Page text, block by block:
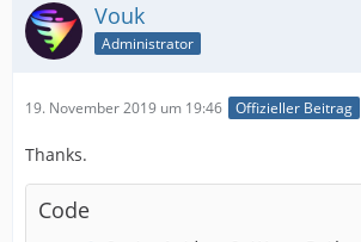
Vouk
Administrator
19. November 2019 um 19:46 Offizieller Beitrag
Thanks.
Code